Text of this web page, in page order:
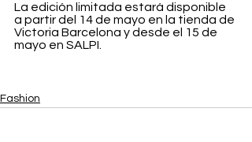
La edición limitada estará disponible
a partir del 14 de mayo en la tienda de
Victoria Barcelona y desde el 15 de
mayo en SALPI.
Fashion